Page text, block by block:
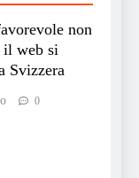
non
il web si
Svizzera
0